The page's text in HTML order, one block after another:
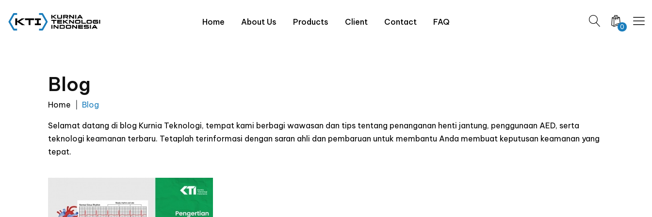
Home About Us Products Client Contact FAQ 0
Blog
Home Blog
Selamat datang di blog Kurnia Teknologi, tempat kami berbagi wawasan dan tips tentang penanganan henti jantung, penggunaan AED, serta
teknologi keamanan terbaru. Tetaplah terinformasi dengan saran ahli dan pembaruan untuk membantu Anda membuat keputusan keamanan yang
tepat.